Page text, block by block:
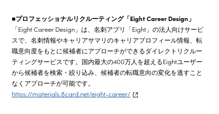
■プロフェッショナルリクルーティング「Eight Career Design」
「Eight Career Design」は、名刺アプリ「Eight」の法人向けサービ
スで、名刺情報やキャリアサマリのキャリアプロフィール情報、転
職意向度をもとに候補者にアプローチができるダイレクトリクルー
ティングサービスです。国内最大の400万人を超えるEightユーザー
から候補者を検索・絞り込み、候補者の転職意向の変化を逃すこと
なくアプローチが可能です。
https://materials.8card.net/eight-career/